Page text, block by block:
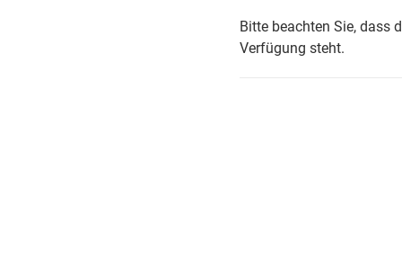
Bitte beachten Sie, dass
Verfügung steht.